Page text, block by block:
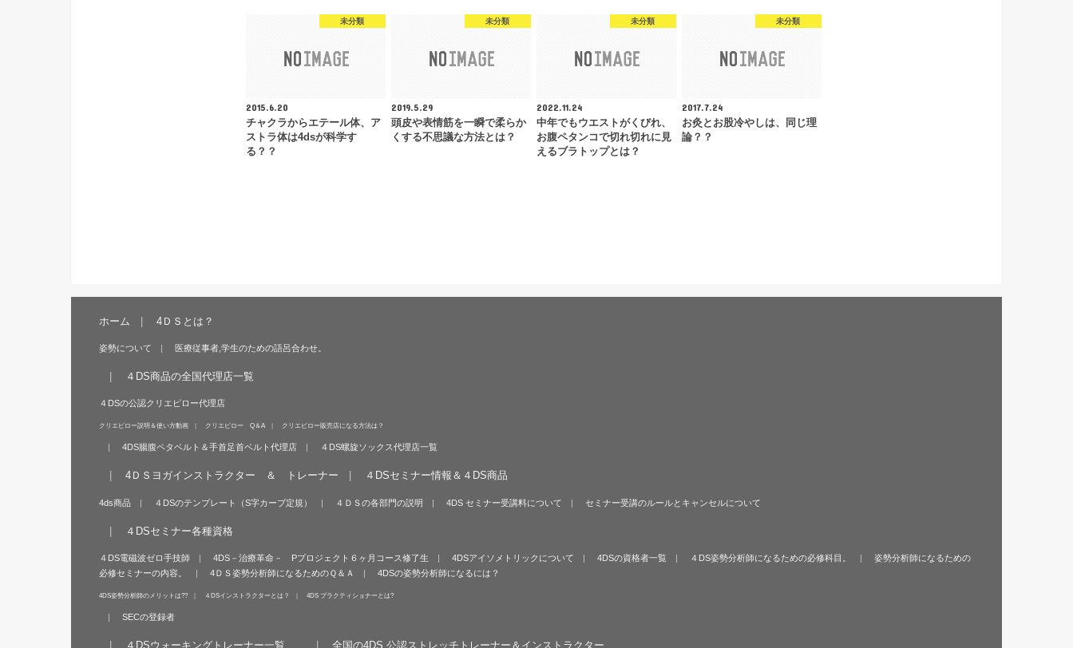
未分類
2015.6.20
チャクラからエテール体、ア
ストラ体は4dsが科学す
る？？
未分類
2019.5.29
頭皮や表情筋を一瞬で柔らか
くする不思議な方法とは？
未分類
2022.11.24
中年でもウエストがくびれ、
お腹ペタンコで切れ切れに見
えるブラトップとは？
未分類
2017.7.24
お灸とお股冷やしは、同じ理
論？？
ホーム 4ＤＳとは？
姿勢について 医療従事者,学生のための語呂合わせ。
４DS商品の全国代理店一覧
４DSの公認クリエピロー代理店
クリエピロー説明＆使い方動画 クリエピロー Q＆A クリエピロー販売店になる方法は？
4DS腸腹ペタベルト＆手首足首ベルト代理店 ４DS螺旋ソックス代理店一覧
4ＤＳヨガインストラクター ＆ トレーナー ４DSセミナー情報＆４DS商品
4ds商品 ４DSのテンプレート（S字カーブ定規） ４ＤＳの各部門の説明 4DS セミナー受講料について セミナー受講のルールとキャンセルについて
４DSセミナー各種資格
４DS電磁波ゼロ手技師 4DS－治療革命－ Pプロジェクト６ヶ月コース修了生 4DSアイソメトリックについて 4DSの資格者一覧 ４DS姿勢分析師になるための必修科目。
姿勢分析師になるための
必修セミナーの内容。
4ＤＳ姿勢分析師になるためのＱ＆Ａ 4DSの姿勢分析師になるには？
4DS姿勢分析師のメリットは?? ４DSインストラクターとは？ 4DS プラクティショナーとは?
SECの登録者
４DSウォーキングトレーナー一覧 全国の4DS 公認ストレッチトレーナー＆インストラクター